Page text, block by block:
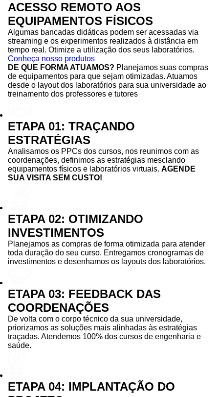
ACESSO REMOTO AOS
EQUIPAMENTOS FÍSICOS
Algumas bancadas didáticas podem ser acessadas via
streaming e os experimentos realizados à distância em
tempo real. Otimize a utilização dos seus laboratórios.
Conheça nosso produtos
DE QUE FORMA ATUAMOS? Planejamos suas compras
de equipamentos para que sejam otimizadas. Atuamos
desde o layout dos laboratórios para sua universidade ao
treinamento dos professores e tutores
ETAPA 01: TRAÇANDO
ESTRATÉGIAS
Analisamos os PPCs dos cursos, nos reunimos com as
coordenações, definimos as estratégias mesclando
equipamentos físicos e laboratórios virtuais. AGENDE
SUA VISITA SEM CUSTO!
ETAPA 02: OTIMIZANDO
INVESTIMENTOS
Planejamos as compras de forma otimizada para atender
toda duração do seu curso. Entregamos cronogramas de
investimentos e desenhamos os layouts dos laboratórios.
ETAPA 03: FEEDBACK DAS
COORDENAÇÕES
De volta com o corpo técnico da sua universidade,
priorizamos as soluções mais alinhadas às estratégias
traçadas. Atendemos 100% dos cursos de engenharia e
saúde.
ETAPA 04: IMPLANTAÇÃO DO